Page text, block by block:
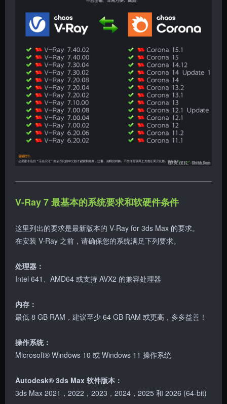
V-Ray 7 最基本的系统要求和软硬件条件
这里列出的要求是最新版本的 V-Ray for 3ds Max 的要求。
在安装 V-Ray 之前，请确保您的系统满足下列要求。
处理器：
Intel 641、AMD64 或支持 AVX2 的兼容处理器
内存：
最低 8 GB RAM，建议至少 64 GB RAM 或更高，多多益善！
操作系统：
Microsoft® Windows 10 或 Windows 11 操作系统
Autodesk® 3ds Max 软件版本：
3ds Max 2021，2022，2023，2024，2025 和 2026 (64-bit)